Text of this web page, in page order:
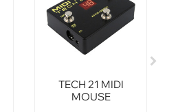
TECH 21 MIDI
MOUSE